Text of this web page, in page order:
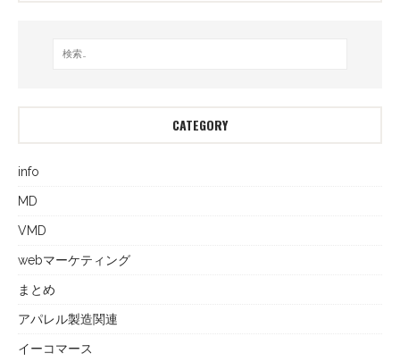
CATEGORY
info
MD
VMD
webマーケティング
まとめ
アパレル製造関連
イーコマース